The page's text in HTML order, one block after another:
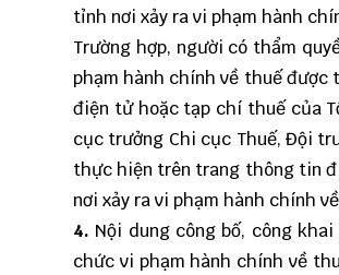
tỉnh nơi xảy ra vi phạm hành
Trường hợp, người có thẩm
phạm hành chính về thuế
điện tử hoặc tạp chí thuế của
cục trưởng Chi cục Thuế, Đội
thực hiện trên trang thông tin
nơi xảy ra vi phạm hành chính
4. Nội dung công bố, công
chức vi phạm hành chính về